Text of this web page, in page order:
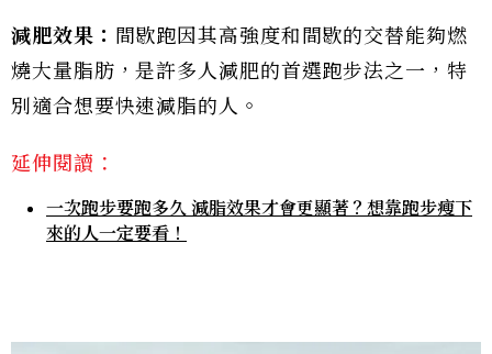
減肥效果： 間歇跑因其高強度和間歇的交替能夠燃
燒大量脂肪，是許多人減肥的首選跑步法之一，特
別適合想要快速減脂的人。
延伸閱讀：
一次跑步要跑多久 減脂效果才會更顯著？想靠跑步瘦下
來的人一定要看！